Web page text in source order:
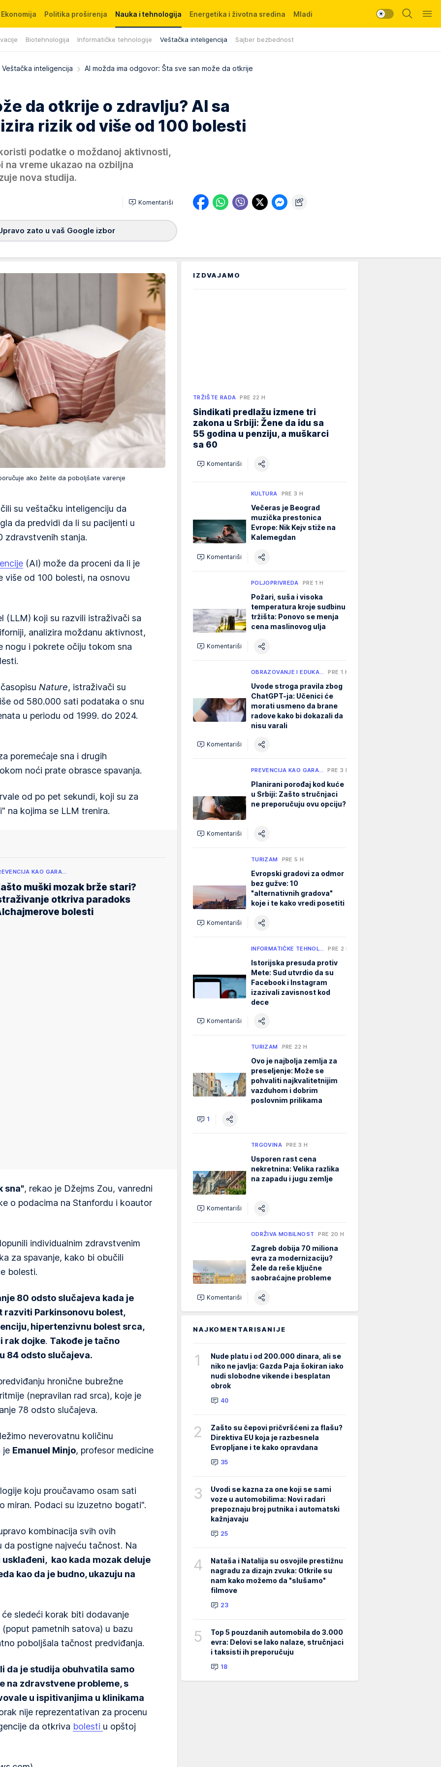
Ekonomija Politika proširenja Nauka i tehnologija
Biotehnologija Informatičke tehnologije Veštačka inteligencija Sajber bezbednost
Energetika i životna sredina Mladi
Veštačka inteligencija
AI možda ima odgovor: Šta sve san može da otkrije
da otkrije o zdravlju? AI sa
rizik od više od 100 bolesti
podatke o moždanoj aktivnosti,
na vreme ukazao na ozbiljna
nova studija.
Komentariši
zato u vaš Google izbor
ako želite da poboljšate varenje
su veštačku inteligenciju da
da predvidi da li su pacijenti u
zdravstvenih stanja.
(AI) može da proceni da li je
više od 100 bolesti, na osnovu
(LLM) koji su razvili istraživači sa
analizira moždanu aktivnost,
nogu i pokrete očiju tokom sna
Nature, istraživači su
od 580.000 sati podataka o snu
u periodu od 1999. do 2024.
poremećaje sna i drugih
noći prate obrasce spavanja.
od po pet sekundi, koji su za
na kojima se LLM trenira.
KAO GARA…
muški mozak brže stari?
otkriva paradoks
bolesti
sna", rekao je Džejms Zou, vanredni
o podacima na Stanfordu i koautor
individualnim zdravstvenim
za spavanje, kako bi obučili
bolesti.
80 odsto slučajeva kada je
Parkinsonovu bolest,
hipertenzivnu bolest srca,
rak dojke. Takođe je tačno
84 odsto slučajeva.
hronične bubrežne
(nepravilan rad srca), koje je
78 odsto slučajeva.
neverovatnu količinu
je Emanuel Minjo, profesor medicine
koju proučavamo osam sati
miran. Podaci su izuzetno bogati".
kombinacija svih ovih
da postigne najveću tačnost. Na
kao kada mozak deluje
kao da je budno, ukazuju na
sledeći korak biti dodavanje
pametnih satova) u bazu
poboljšala tačnost predviđanja.
da je studija obuhvatila samo
na zdravstvene probleme, s
u ispitivanjima u klinikama
nije reprezentativan za procenu
da otkriva bolesti u opštoj
IZDVAJAMO
TRŽIŠTE RADA PRE 22 H
Sindikati predlažu izmene tri
zakona u Srbiji: Žene da idu sa
55 godina u penziju, a muškarci
sa 60
Komentariši
KULTURA PRE 3 H
Večeras je Beograd
muzička prestonica
Evrope: Nik Kejv stiže na
Kalemegdan
Komentariši
POLJOPRIVREDA PRE 1 H
Požari, suša i visoka
temperatura kroje sudbinu
tržišta: Ponovo se menja
cena maslinovog ulja
Komentariši
OBRAZOVANJE I EDUKA… PRE 1 H
Uvode stroga pravila zbog
ChatGPT-ja: Učenici će
morati usmeno da brane
radove kako bi dokazali da
nisu varali
Komentariši
PREVENCIJA KAO GARA… PRE 3 H
Planirani porođaj kod kuće
u Srbiji: Zašto stručnjaci
ne preporučuju ovu opciju?
Komentariši
TURIZAM PRE 5 H
Evropski gradovi za odmor
bez gužve: 10
"alternativnih gradova"
koje i te kako vredi posetiti
Komentariši
INFORMATIČKE TEHNOL… PRE 2 H
Istorijska presuda protiv
Mete: Sud utvrdio da su
Facebook i Instagram
izazivali zavisnost kod
dece
Komentariši
TURIZAM PRE 22 H
Ovo je najbolja zemlja za
preseljenje: Može se
pohvaliti najkvalitetnijim
vazduhom i dobrim
poslovnim prilikama
1
TRGOVINA PRE 3 H
Usporen rast cena
nekretnina: Velika razlika
na zapadu i jugu zemlje
Komentariši
ODRŽIVA MOBILNOST PRE 20 H
Zagreb dobija 70 miliona
evra za modernizaciju?
Žele da reše ključne
saobraćajne probleme
Komentariši
NAJKOMENTARISANIJE
1
Nude platu i od 200.000 dinara, ali se
niko ne javlja: Gazda Paja šokiran iako
nudi slobodne vikende i besplatan
obrok
40
2
Zašto su čepovi pričvršćeni za flašu?
Direktiva EU koja je razbesnela
Evropljane i te kako opravdana
35
3
Uvodi se kazna za one koji se sami
voze u automobilima: Novi radari
prepoznaju broj putnika i automatski
kažnjavaju
25
4
Nataša i Natalija su osvojile prestižnu
nagradu za dizajn zvuka: Otkrile su
nam kako možemo da "slušamo"
filmove
23
5
Top 5 pouzdanih automobila do 3.000
evra: Delovi se lako nalaze, stručnjaci
i taksisti ih preporučuju
18